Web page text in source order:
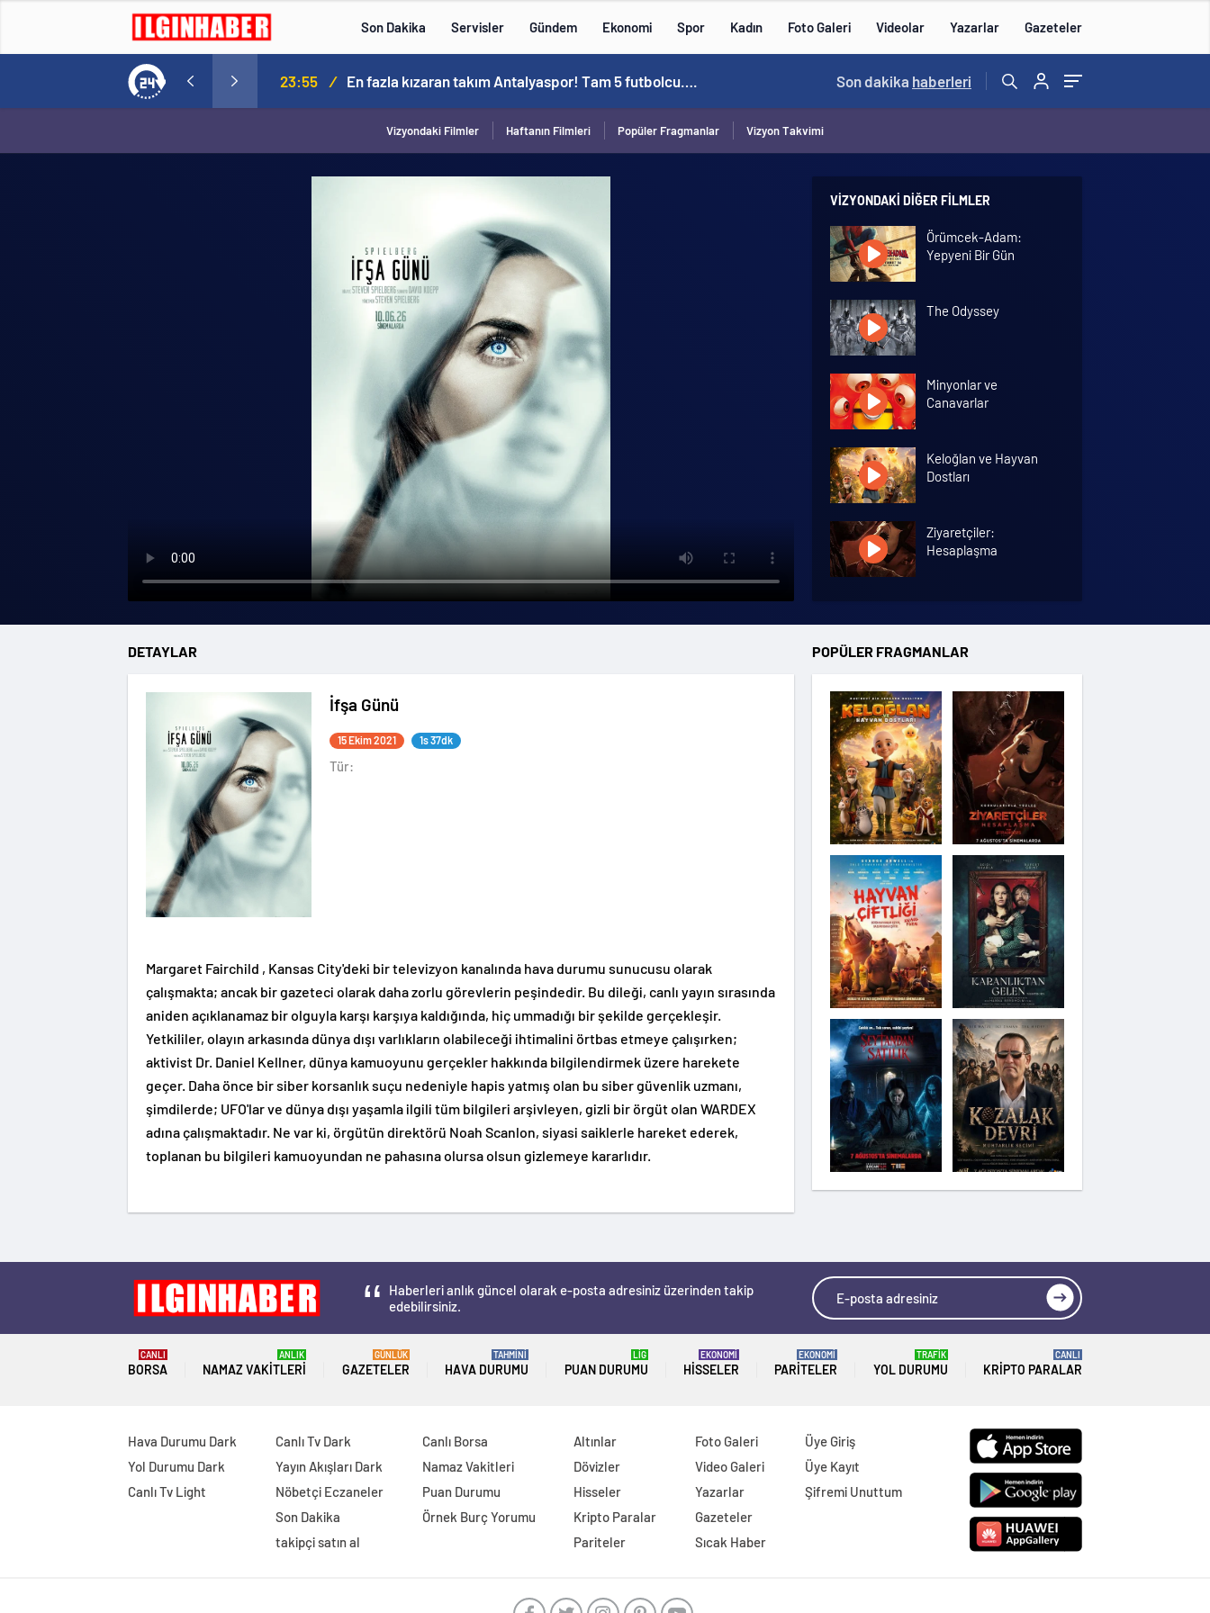
Son Dakika Servisler Gündem Ekonomi Spor Kadın Foto Galeri Videolar Yazarlar Gazeteler
Senato buz gibi… 23:55 / En fazla kızaran takım Antalyaspor! Tam 5 futbolcu…. 15:21 /
Son dakika haberleri
Vizyondaki Filmler Haftanın Filmleri Popüler Fragmanlar Vizyon Takvimi
VIZYONDAKI DIĞER FILMLER
Örümcek-Adam:
Yepyeni Bir Gün
The Odyssey
Minyonlar ve
Canavarlar
Keloğlan ve Hayvan
Dostları
Ziyaretçiler:
Hesaplaşma
Zaman Yolcusu 4
Hayvan Çiftliği
Karanlıktan Gelen
Şeytandan Satılık
Moana
Kozalak Devri
DETAYLAR
İfşa Günü
15 Ekim 2021 1s 37dk
Tür:
Margaret Fairchild , Kansas City'deki bir televizyon kanalında hava durumu sunucusu olarak
çalışmakta; ancak bir gazeteci olarak daha zorlu görevlerin peşindedir. Bu dileği, canlı yayın sırasında
aniden açıklanamaz bir olguyla karşı karşıya kaldığında, hiç ummadığı bir şekilde gerçekleşir.
Yetkililer, olayın arkasında dünya dışı varlıkların olabileceği ihtimalini örtbas etmeye çalışırken;
aktivist Dr. Daniel Kellner, dünya kamuoyunu gerçekler hakkında bilgilendirmek üzere harekete
geçer. Daha önce bir siber korsanlık suçu nedeniyle hapis yatmış olan bu siber güvenlik uzmanı,
şimdilerde; UFO'lar ve dünya dışı yaşamla ilgili tüm bilgileri arşivleyen, gizli bir örgüt olan WARDEX
adına çalışmaktadır. Ne var ki, örgütün direktörü Noah Scanlon, siyasi saiklerle hareket ederek,
toplanan bu bilgileri kamuoyundan ne pahasına olursa olsun gizlemeye kararlıdır.
POPÜLER FRAGMANLAR
Haberleri anlık güncel olarak e-posta adresiniz üzerinden takip
edebilirsiniz.
BORSA
CANLI
NAMAZ VAKITLERI
ANLIK
GAZETELER
GÜNLÜK
HAVA DURUMU
TAHMİNİ
PUAN DURUMU
LİG
HISSELER
EKONOMİ
PARITELER
EKONOMİ
YOL DURUMU
TRAFİK
KRIPTO PARALAR
CANLI
Hava Durumu Dark
Yol Durumu Dark
Canlı Tv Light
Canlı Tv Dark
Yayın Akışları Dark
Nöbetçi Eczaneler
Son Dakika
takipçi satın al
Canlı Borsa
Namaz Vakitleri
Puan Durumu
Örnek Burç Yorumu
Altınlar
Dövizler
Hisseler
Kripto Paralar
Pariteler
Foto Galeri
Video Galeri
Yazarlar
Gazeteler
Sıcak Haber
Üye Giriş
Üye Kayıt
Şifremi Unuttum